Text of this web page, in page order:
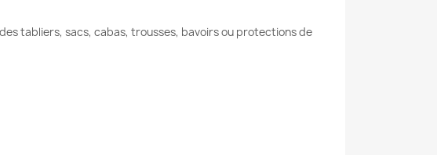
tabliers, sacs, cabas, trousses, bavoirs ou protections de